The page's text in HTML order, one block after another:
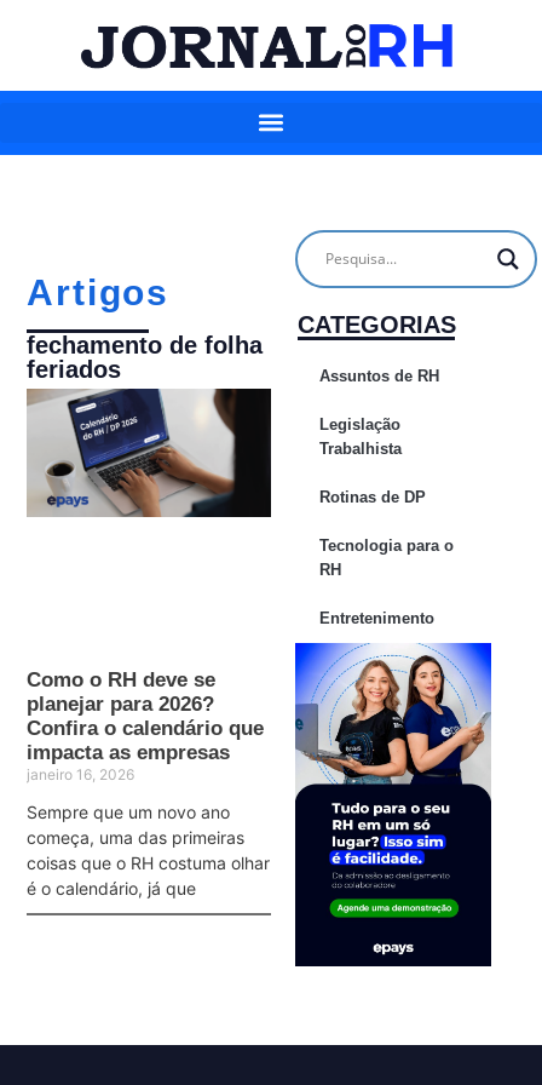
Artigos
fechamento de folha
feriados
Como o RH deve se
planejar para 2026?
Confira o calendário que
impacta as empresas
janeiro 16, 2026
Sempre que um novo ano
começa, uma das primeiras
coisas que o RH costuma olhar
é o calendário, já que
CATEGORIAS
Assuntos de RH
Legislação
Trabalhista
Rotinas de DP
Tecnologia para o
RH
Entretenimento